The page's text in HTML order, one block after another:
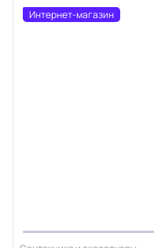
Интернет-магазин